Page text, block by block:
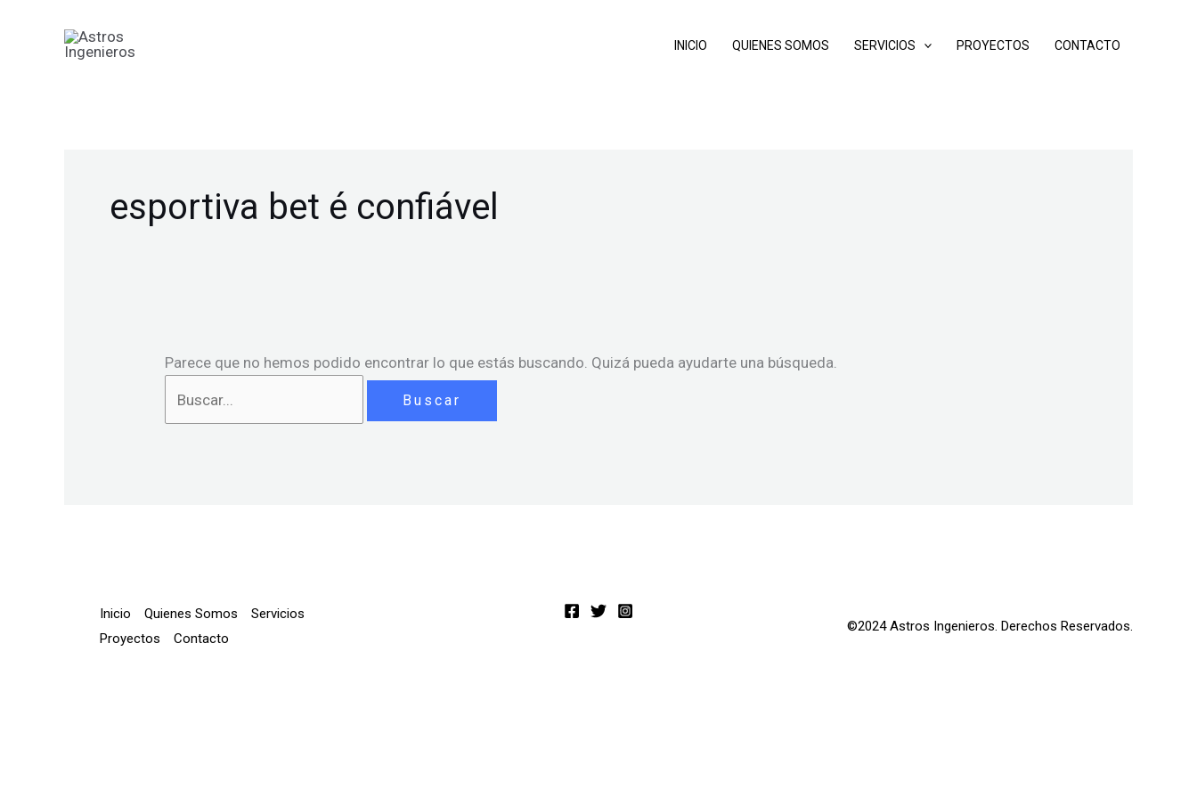
INICIO QUIENES SOMOS SERVICIOS PROYECTOS CONTACTO
esportiva bet é confiável
Parece que no hemos podido encontrar lo que estás buscando. Quizá pueda ayudarte una búsqueda.
Inicio Quienes Somos
Servicios
Proyectos
Contacto
©2024 Astros Ingenieros. Derechos Reservados.